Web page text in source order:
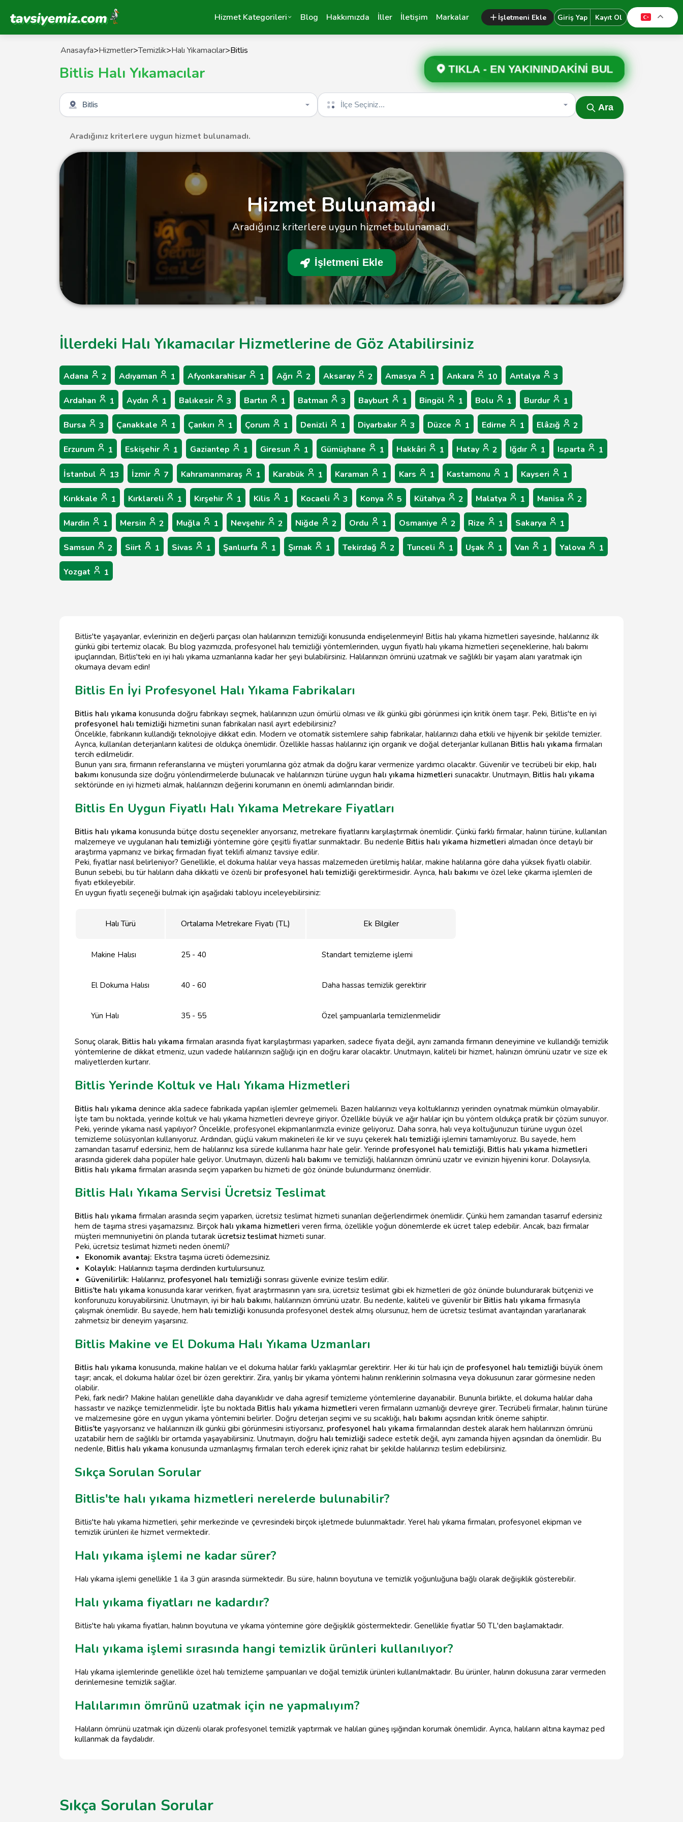
Tavsiyemiz Anasayfa Hizmet Kategorileri Blog Hakkımızda İller İletişim Markalar İşletmeni Ekle Giriş Yap Kayıt Ol
Anasayfa>Hizmetler>Temizlik>Halı Yıkamacılar>Bitlis
Bitlis Halı Yıkamacılar TIKLA - EN YAKININDAKİNİ BUL
Şehir seçin İlçe seçin
Ara
Aradığınız kriterlere uygun hizmet bulunamadı.
Hizmet Bulunamadı
Aradığınız kriterlere uygun hizmet bulunamadı.
İşletmeni Ekle
İllerdeki Halı Yıkamacılar Hizmetlerine de Göz Atabilirsiniz
Adana 2 Adıyaman 1 Afyonkarahisar 1 Ağrı 2 Aksaray 2 Amasya 1 Ankara 10 Antalya 3
Ardahan 1 Aydın 1 Balıkesir 3 Bartın 1 Batman 3 Bayburt 1 Bingöl 1 Bolu 1 Burdur 1
Bursa 3 Çanakkale 1 Çankırı 1 Çorum 1 Denizli 1 Diyarbakır 3 Düzce 1 Edirne 1 Elâzığ 2
Erzurum 1 Eskişehir 1 Gaziantep 1 Giresun 1 Gümüşhane 1 Hakkâri 1 Hatay 2 Iğdır 1 Isparta 1
İstanbul 13 İzmir 7 Kahramanmaraş 1 Karabük 1 Karaman 1 Kars 1 Kastamonu 1 Kayseri 1
Kırıkkale 1 Kırklareli 1 Kırşehir 1 Kilis 1 Kocaeli 3 Konya 5 Kütahya 2 Malatya 1 Manisa 2
Mardin 1 Mersin 2 Muğla 1 Nevşehir 2 Niğde 2 Ordu 1 Osmaniye 2 Rize 1 Sakarya 1
Samsun 2 Siirt 1 Sivas 1 Şanlıurfa 1 Şırnak 1 Tekirdağ 2 Tunceli 1 Uşak 1 Van 1 Yalova 1
Yozgat 1
Bitlis'te yaşayanlar, evlerinizin en değerli parçası olan halılarınızın temizliği konusunda endişelenmeyin! Bitlis halı yıkama hizmetleri sayesinde, halılarınız ilk
günkü gibi tertemiz olacak. Bu blog yazımızda, profesyonel halı temizliği yöntemlerinden, uygun fiyatlı halı yıkama hizmetleri seçeneklerine, halı bakımı
ipuçlarından, Bitlis'teki en iyi halı yıkama uzmanlarına kadar her şeyi bulabilirsiniz. Halılarınızın ömrünü uzatmak ve sağlıklı bir yaşam alanı yaratmak için
okumaya devam edin!
Bitlis En İyi Profesyonel Halı Yıkama Fabrikaları
Bitlis halı yıkama konusunda doğru fabrikayı seçmek, halılarınızın uzun ömürlü olması ve ilk günkü gibi görünmesi için kritik önem taşır. Peki, Bitlis'te en iyi
profesyonel halı temizliği hizmetini sunan fabrikaları nasıl ayırt edebilirsiniz?
Öncelikle, fabrikanın kullandığı teknolojiye dikkat edin. Modern ve otomatik sistemlere sahip fabrikalar, halılarınızı daha etkili ve hijyenik bir şekilde temizler.
Ayrıca, kullanılan deterjanların kalitesi de oldukça önemlidir. Özellikle hassas halılarınız için organik ve doğal deterjanlar kullanan Bitlis halı yıkama firmaları
tercih edilmelidir.
Bunun yanı sıra, firmanın referanslarına ve müşteri yorumlarına göz atmak da doğru karar vermenize yardımcı olacaktır. Güvenilir ve tecrübeli bir ekip, halı
bakımı konusunda size doğru yönlendirmelerde bulunacak ve halılarınızın türüne uygun halı yıkama hizmetleri sunacaktır. Unutmayın, Bitlis halı yıkama
sektöründe en iyi hizmeti almak, halılarınızın değerini korumanın en önemli adımlarından biridir.
Bitlis En Uygun Fiyatlı Halı Yıkama Metrekare Fiyatları
Bitlis halı yıkama konusunda bütçe dostu seçenekler arıyorsanız, metrekare fiyatlarını karşılaştırmak önemlidir. Çünkü farklı firmalar, halının türüne, kullanılan
malzemeye ve uygulanan halı temizliği yöntemine göre çeşitli fiyatlar sunmaktadır. Bu nedenle Bitlis halı yıkama hizmetleri almadan önce detaylı bir
araştırma yapmanız ve birkaç firmadan fiyat teklifi almanız tavsiye edilir.
Peki, fiyatlar nasıl belirleniyor? Genellikle, el dokuma halılar veya hassas malzemeden üretilmiş halılar, makine halılarına göre daha yüksek fiyatlı olabilir.
Bunun sebebi, bu tür halıların daha dikkatli ve özenli bir profesyonel halı temizliği gerektirmesidir. Ayrıca, halı bakımı ve özel leke çıkarma işlemleri de
fiyatı etkileyebilir.
En uygun fiyatlı seçeneği bulmak için aşağıdaki tabloyu inceleyebilirsiniz:
Halı Türü Ortalama Metrekare Fiyatı (TL) Ek Bilgiler
Makine Halısı 25 - 40 Standart temizleme işlemi
El Dokuma Halısı 40 - 60 Daha hassas temizlik gerektirir
Yün Halı 35 - 55 Özel şampuanlarla temizlenmelidir
Sonuç olarak, Bitlis halı yıkama firmaları arasında fiyat karşılaştırması yaparken, sadece fiyata değil, aynı zamanda firmanın deneyimine ve kullandığı temizlik
yöntemlerine de dikkat etmeniz, uzun vadede halılarınızın sağlığı için en doğru karar olacaktır. Unutmayın, kaliteli bir hizmet, halınızın ömrünü uzatır ve size ek
maliyetlerden kurtarır.
Bitlis Yerinde Koltuk ve Halı Yıkama Hizmetleri
Bitlis halı yıkama denince akla sadece fabrikada yapılan işlemler gelmemeli. Bazen halılarınızı veya koltuklarınızı yerinden oynatmak mümkün olmayabilir.
İşte tam bu noktada, yerinde koltuk ve halı yıkama hizmetleri devreye giriyor. Özellikle büyük ve ağır halılar için bu yöntem oldukça pratik bir çözüm sunuyor.
Peki, yerinde yıkama nasıl yapılıyor? Öncelikle, profesyonel ekipmanlarımızla evinize geliyoruz. Daha sonra, halı veya koltuğunuzun türüne uygun özel
temizleme solüsyonları kullanıyoruz. Ardından, güçlü vakum makineleri ile kir ve suyu çekerek halı temizliği işlemini tamamlıyoruz. Bu sayede, hem
zamandan tasarruf edersiniz, hem de halılarınız kısa sürede kullanıma hazır hale gelir. Yerinde profesyonel halı temizliği, Bitlis halı yıkama hizmetleri
arasında giderek daha popüler hale geliyor. Unutmayın, düzenli halı bakımı ve temizliği, halılarınızın ömrünü uzatır ve evinizin hijyenini korur. Dolayısıyla,
Bitlis halı yıkama firmaları arasında seçim yaparken bu hizmeti de göz önünde bulundurmanız önemlidir.
Bitlis Halı Yıkama Servisi Ücretsiz Teslimat
Bitlis halı yıkama firmaları arasında seçim yaparken, ücretsiz teslimat hizmeti sunanları değerlendirmek önemlidir. Çünkü hem zamandan tasarruf edersiniz
hem de taşıma stresi yaşamazsınız. Birçok halı yıkama hizmetleri veren firma, özellikle yoğun dönemlerde ek ücret talep edebilir. Ancak, bazı firmalar
müşteri memnuniyetini ön planda tutarak ücretsiz teslimat hizmeti sunar.
Peki, ücretsiz teslimat hizmeti neden önemli?
Ekonomik avantaj: Ekstra taşıma ücreti ödemezsiniz.
Kolaylık: Halılarınızı taşıma derdinden kurtulursunuz.
Güvenilirlik: Halılarınız, profesyonel halı temizliği sonrası güvenle evinize teslim edilir.
Bitlis'te halı yıkama konusunda karar verirken, fiyat araştırmasının yanı sıra, ücretsiz teslimat gibi ek hizmetleri de göz önünde bulundurarak bütçenizi ve
konforunuzu koruyabilirsiniz. Unutmayın, iyi bir halı bakımı, halılarınızın ömrünü uzatır. Bu nedenle, kaliteli ve güvenilir bir Bitlis halı yıkama firmasıyla
çalışmak önemlidir. Bu sayede, hem halı temizliği konusunda profesyonel destek almış olursunuz, hem de ücretsiz teslimat avantajından yararlanarak
zahmetsiz bir deneyim yaşarsınız.
Bitlis Makine ve El Dokuma Halı Yıkama Uzmanları
Bitlis halı yıkama konusunda, makine halıları ve el dokuma halılar farklı yaklaşımlar gerektirir. Her iki tür halı için de profesyonel halı temizliği büyük önem
taşır; ancak, el dokuma halılar özel bir özen gerektirir. Zira, yanlış bir yıkama yöntemi halının renklerinin solmasına veya dokusunun zarar görmesine neden
olabilir.
Peki, fark nedir? Makine halıları genellikle daha dayanıklıdır ve daha agresif temizleme yöntemlerine dayanabilir. Bununla birlikte, el dokuma halılar daha
hassastır ve nazikçe temizlenmelidir. İşte bu noktada Bitlis halı yıkama hizmetleri veren firmaların uzmanlığı devreye girer. Tecrübeli firmalar, halının türüne
ve malzemesine göre en uygun yıkama yöntemini belirler. Doğru deterjan seçimi ve su sıcaklığı, halı bakımı açısından kritik öneme sahiptir.
Bitlis'te yaşıyorsanız ve halılarınızın ilk günkü gibi görünmesini istiyorsanız, profesyonel halı yıkama firmalarından destek alarak hem halılarınızın ömrünü
uzatabilir hem de sağlıklı bir ortamda yaşayabilirsiniz. Unutmayın, doğru halı temizliği sadece estetik değil, aynı zamanda hijyen açısından da önemlidir. Bu
nedenle, Bitlis halı yıkama konusunda uzmanlaşmış firmaları tercih ederek içiniz rahat bir şekilde halılarınızı teslim edebilirsiniz.
Sıkça Sorulan Sorular
Bitlis'te halı yıkama hizmetleri nerelerde bulunabilir?
Bitlis'te halı yıkama hizmetleri, şehir merkezinde ve çevresindeki birçok işletmede bulunmaktadır. Yerel halı yıkama firmaları, profesyonel ekipman ve
temizlik ürünleri ile hizmet vermektedir.
Halı yıkama işlemi ne kadar sürer?
Halı yıkama işlemi genellikle 1 ila 3 gün arasında sürmektedir. Bu süre, halının boyutuna ve temizlik yoğunluğuna bağlı olarak değişiklik gösterebilir.
Halı yıkama fiyatları ne kadardır?
Bitlis'te halı yıkama fiyatları, halının boyutuna ve yıkama yöntemine göre değişiklik göstermektedir. Genellikle fiyatlar 50 TL'den başlamaktadır.
Halı yıkama işlemi sırasında hangi temizlik ürünleri kullanılıyor?
Halı yıkama işlemlerinde genellikle özel halı temizleme şampuanları ve doğal temizlik ürünleri kullanılmaktadır. Bu ürünler, halının dokusuna zarar vermeden
derinlemesine temizlik sağlar.
Halılarımın ömrünü uzatmak için ne yapmalıyım?
Halıların ömrünü uzatmak için düzenli olarak profesyonel temizlik yaptırmak ve halıları güneş ışığından korumak önemlidir. Ayrıca, halıların altına kaymaz ped
kullanmak da faydalıdır.
Sıkça Sorulan Sorular